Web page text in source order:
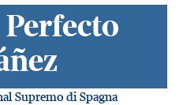
Supremo di Spagna